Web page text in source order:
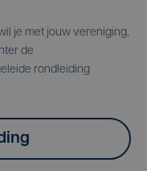
je met jouw vereniging,
de
rondleiding